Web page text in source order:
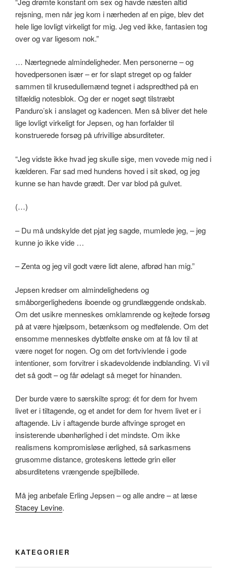
rejsning, men når jeg kom i nærheden af en pige, blev det
hele lige lovligt virkeligt for mig. Jeg ved ikke, fantasien tog
over og var ligesom nok.”
… Nærtegnede almindeligheder. Men personerne – og
hovedpersonen især – er for slapt streget op og falder
sammen til krusedullemænd tegnet i adspredthed på en
tilfældig notesblok. Og der er noget søgt tilstræbt
Panduro’sk i anslaget og kadencen. Men så bliver det hele
lige lovligt virkeligt for Jepsen, og han forfalder til
konstruerede forsøg på ufrivillige absurditeter.
“Jeg vidste ikke hvad jeg skulle sige, men vovede mig ned i
kælderen. Far sad med hundens hoved i sit skød, og jeg
kunne se han havde grædt. Der var blod på gulvet.
(…)
– Du må undskylde det pjat jeg sagde, mumlede jeg, – jeg
kunne jo ikke vide …
– Zenta og jeg vil godt være lidt alene, afbrød han mig.”
Jepsen kredser om almindelighedens og
småborgerlighedens iboende og grundlæggende ondskab.
Om det usikre menneskes omklamrende og kejtede forsøg
på at være hjælpsom, betænksom og medfølende. Om det
ensomme menneskes dybtfølte ønske om at få lov til at
være noget for nogen. Og om det fortvivlende i gode
intentioner, som forvitrer i skadevoldende indblanding. Vi vil
det så godt – og får ødelagt så meget for hinanden.
Der burde være to særskilte sprog: ét for dem for hvem
livet er i tiltagende, og et andet for dem for hvem livet er i
aftagende. Liv i aftagende burde aftvinge sproget en
insisterende ubønhørlighed i det mindste. Om ikke
realismens kompromisløse ærlighed, så sarkasmens
grusomme distance, groteskens lettede grin eller
absurditetens vrængende spejlbillede.
Må jeg anbefale Erling Jepsen – og alle andre – at læse
Stacey Levine.
KATEGORIER